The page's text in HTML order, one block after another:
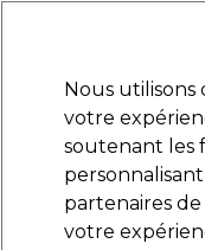
Marques Bons plans
Nous utilisons
votre
soutenant les
partenaires
votre